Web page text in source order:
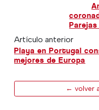
Artículo anterior
Playa en Portugal
mejores de Europa
← volver